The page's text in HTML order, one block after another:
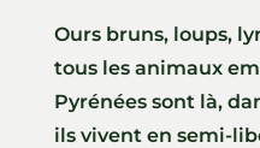
Ours bruns, loups,
tous les animaux
Pyrénées sont là,
ils vivent en semi-